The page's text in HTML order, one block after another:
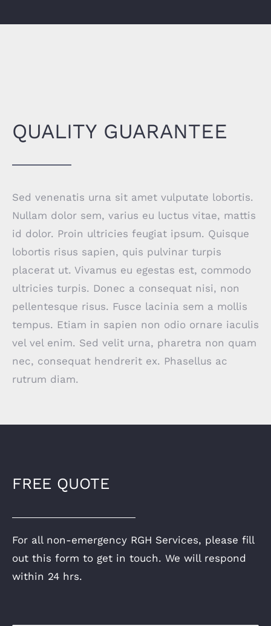
QUALITY GUARANTEE
Sed venenatis urna sit amet vulputate lobortis.
Nullam dolor sem, varius eu luctus vitae, mattis
id dolor. Proin ultricies feugiat ipsum. Quisque
lobortis risus sapien, quis pulvinar turpis
placerat ut. Vivamus eu egestas est, commodo
ultricies turpis. Donec a consequat nisi, non
pellentesque risus. Fusce lacinia sem a mollis
tempus. Etiam in sapien non odio ornare iaculis
vel vel enim. Sed velit urna, pharetra non quam
nec, consequat hendrerit ex. Phasellus ac
rutrum diam.
FREE QUOTE
For all non-emergency RGH Services, please fill
out this form to get in touch. We will respond
within 24 hrs.